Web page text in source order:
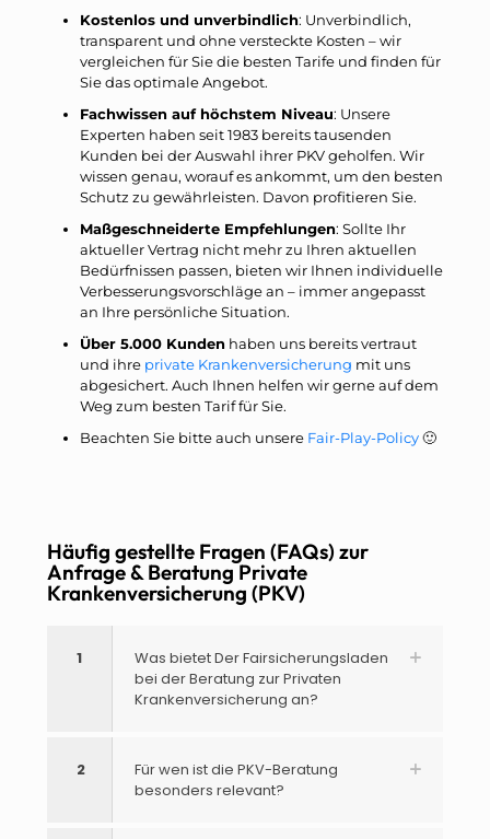
Kostenlos und unverbindlich: Unverbindlich,
transparent und ohne versteckte Kosten – wir
vergleichen für Sie die besten Tarife und finden für
Sie das optimale Angebot.
Fachwissen auf höchstem Niveau: Unsere
Experten haben seit 1983 bereits tausenden
Kunden bei der Auswahl ihrer PKV geholfen. Wir
wissen genau, worauf es ankommt, um den besten
Schutz zu gewährleisten. Davon profitieren Sie.
Maßgeschneiderte Empfehlungen: Sollte Ihr
aktueller Vertrag nicht mehr zu Ihren aktuellen
Bedürfnissen passen, bieten wir Ihnen individuelle
Verbesserungsvorschläge an – immer angepasst
an Ihre persönliche Situation.
Über 5.000 Kunden haben uns bereits vertraut
und ihre private Krankenversicherung mit uns
abgesichert. Auch Ihnen helfen wir gerne auf dem
Weg zum besten Tarif für Sie.
Beachten Sie bitte auch unsere Fair-Play-Policy🙂
Häufig gestellte Fragen (FAQs) zur
Anfrage & Beratung Private
Krankenversicherung (PKV)
1
Was bietet Der Fairsicherungsladen
bei der Beratung zur Privaten
Krankenversicherung an?
2
Für wen ist die PKV-Beratung
besonders relevant?